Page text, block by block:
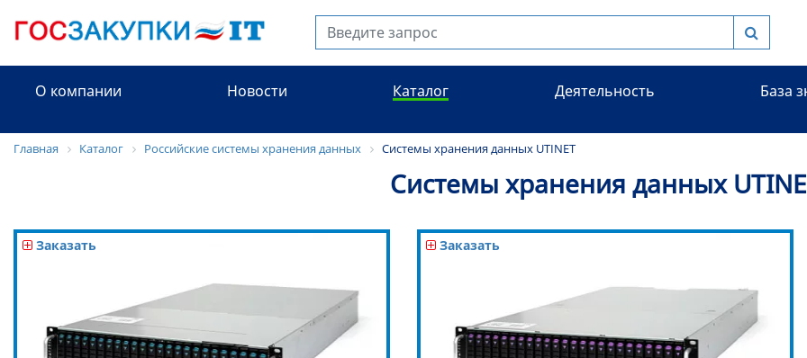
О компании Новости Каталог Деятельность База
Главная Каталог Российские системы хранения данных Системы хранения данных UTINET
Системы хранения данных
Заказать Заказать